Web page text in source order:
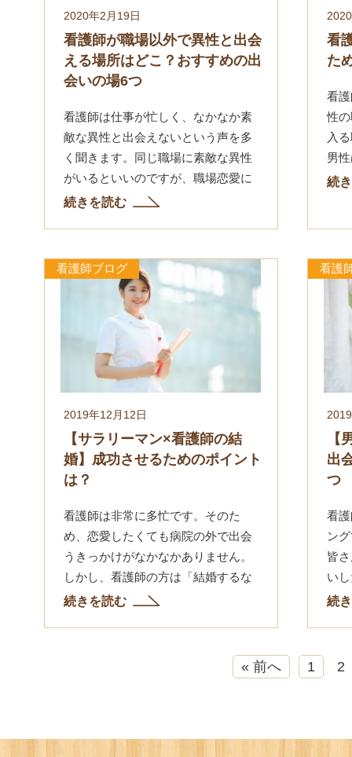
2020年2月19日
看護師が職場以外で異性と出会
える場所はどこ？おすすめの出
会いの場6つ
看護師は仕事が忙しく、なかなか素
敵な異性と出会えないという声を多
く聞きます。同じ職場に素敵な異性
がいるといいのですが、職場恋愛に
はデメリットもあります。となる
続きを読む
看
た
看
性
入
男
会
続
看護師ブログ
2019年12月12日
【サラリーマン×看護師の結
婚】成功させるためのポイント
は？
看護師は非常に多忙です。そのた
め、恋愛したくても病院の外で出会
うきっかけがなかなかありません。
しかし、看護師の方は「結婚するな
ら、医療関係者以外のサラリーマン
続きを読む
看護
【
出
つ
看
ン
皆
い
ょ
続
« 前へ 1 2